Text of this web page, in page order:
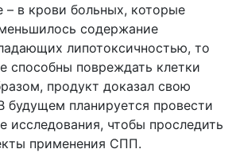
в крови больных, которые
содержание
липотоксичностью, то
способны повреждать клетки
продукт доказал свою
будущем планируется провести
исследования, чтобы проследить
применения СПП.